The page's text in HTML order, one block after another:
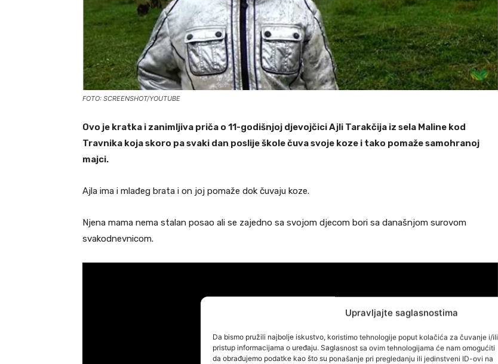
Upravljajte saglasnostima
Da bismo pružili najbolje iskustvo, koristimo tehnologije poput kolačića za čuvanje i/ili
pristup informacijama o uređaju. Saglasnost sa ovim tehnologijama će nam omogućiti
da obrađujemo podatke kao što su ponašanje pri pregledanju ili jedinstveni ID-ovi na
FOTO: SCREENSHOT/YOUTUBE
Ovo je kratka i zanimljiva priča o 11-godišnjoj djevojčici Ajli Tarakčija iz sela Maline kod
Travnika koja skoro pa svaki dan poslije škole čuva svoje koze i tako pomaže samohranoj
majci.
Ajla ima i mlađeg brata i on joj pomaže dok čuvaju koze.
Njena mama nema stalan posao ali se zajedno sa svojom djecom bori sa današnjom surovom
svakodnevnicom.